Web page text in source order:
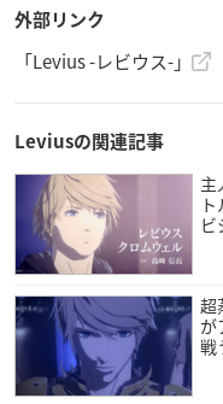
外部リンク
「Levius -レビウス-」
Leviusの関連記事
主
ビ
超
が
戦